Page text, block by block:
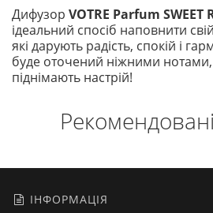
Дифузор VOTRE Parfum SWEET
ідеальний спосіб наповнити
які дарують радість, спокій і
буде оточений ніжними нотами,
піднімають настрій!
ІНФОРМАЦІЯ